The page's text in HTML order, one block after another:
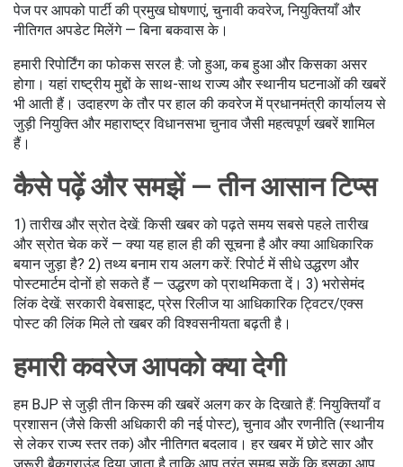
पेज पर आपको पार्टी की प्रमुख घोषणाएं, चुनावी कवरेज, नियुक्तियाँ और
नीतिगत अपडेट मिलेंगे — बिना बकवास के।
हमारी रिपोर्टिंग का फोकस सरल है: जो हुआ, कब हुआ और किसका असर
होगा। यहां राष्ट्रीय मुद्दों के साथ-साथ राज्य और स्थानीय घटनाओं की खबरें
भी आती हैं। उदाहरण के तौर पर हाल की कवरेज में प्रधानमंत्री कार्यालय से
जुड़ी नियुक्ति और महाराष्ट्र विधानसभा चुनाव जैसी महत्वपूर्ण खबरें शामिल
हैं।
कैसे पढ़ें और समझें — तीन आसान टिप्स
1) तारीख और स्रोत देखें: किसी खबर को पढ़ते समय सबसे पहले तारीख
और स्रोत चेक करें — क्या यह हाल ही की सूचना है और क्या आधिकारिक
बयान जुड़ा है? 2) तथ्य बनाम राय अलग करें: रिपोर्ट में सीधे उद्धरण और
पोस्टमार्टम दोनों हो सकते हैं — उद्धरण को प्राथमिकता दें। 3) भरोसेमंद
लिंक देखें: सरकारी वेबसाइट, प्रेस रिलीज या आधिकारिक ट्विटर/एक्स
पोस्ट की लिंक मिले तो खबर की विश्वसनीयता बढ़ती है।
हमारी कवरेज आपको क्या देगी
हम BJP से जुड़ी तीन किस्म की खबरें अलग कर के दिखाते हैं: नियुक्तियाँ व
प्रशासन (जैसे किसी अधिकारी की नई पोस्ट), चुनाव और रणनीति (स्थानीय
से लेकर राज्य स्तर तक) और नीतिगत बदलाव। हर खबर में छोटे सार और